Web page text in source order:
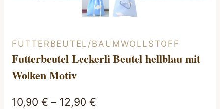
FUTTERBEUTEL/BAUMWOLLSTOFF
Futterbeutel Leckerli Beutel hellblau mit
Wolken Motiv
10,90 € – 12,90 €